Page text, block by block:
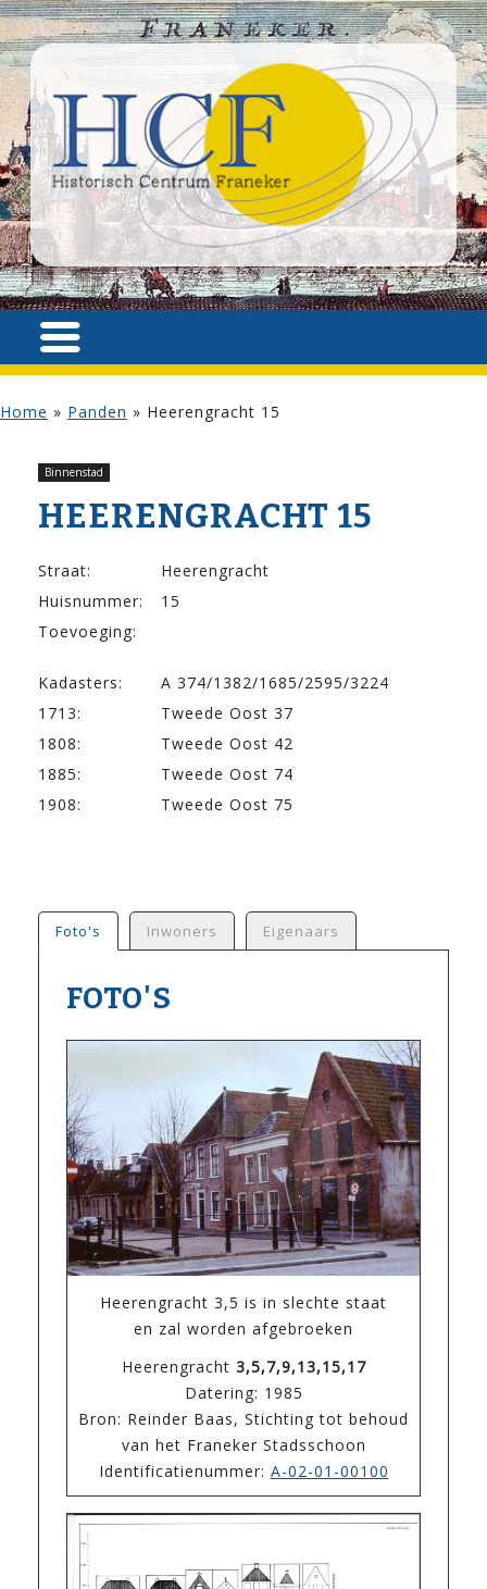
Home » Panden » Heerengracht 15
Binnenstad
HEERENGRACHT 15
Straat:
Heerengracht
Huisnummer:
15
Toevoeging:
Kadasters:
A 374/1382/1685/2595/3224
1713:
Tweede Oost 37
1808:
Tweede Oost 42
1885:
Tweede Oost 74
1908:
Tweede Oost 75
Foto's Inwoners Eigenaars
FOTO'S
Heerengracht 3,5 is in slechte staat
en zal worden afgebroeken
Heerengracht 3,5,7,9,13,15,17
Datering: 1985
Bron: Reinder Baas, Stichting tot behoud
van het Franeker Stadsschoon
Identificatienummer: A-02-01-00100